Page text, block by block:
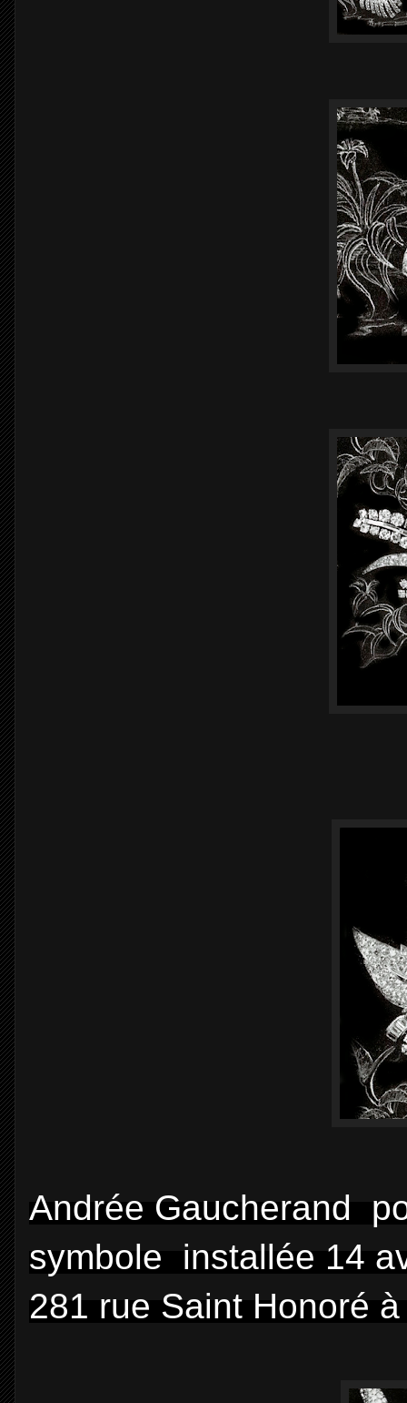
Andrée Gaucherand
symbole installée 14
281 rue Saint Honoré